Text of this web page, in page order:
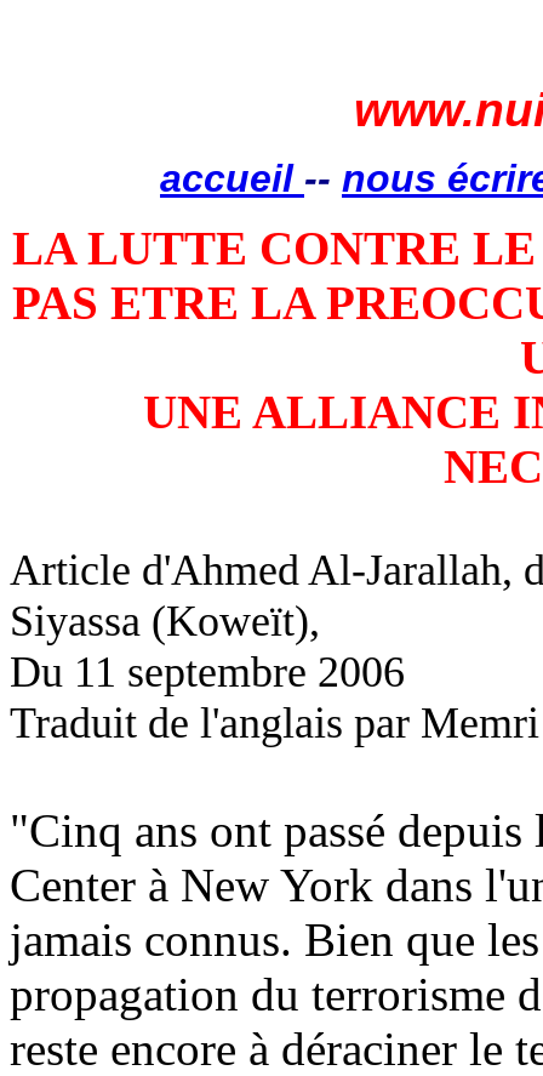
accueil -- nous
LA LUTTE CONTRE
PAS ETRE LA
UNE ALLIANCE
Article d'AhmedAl-Jarallah,
Siyassa (Koweït),
Du 11 septembre 2006
Traduit de l'anglais par Memri
"Cinq ans ont passé
Center à New York dans
jamais connus. Bien que
propagation du terrorisme
reste encore à déraciner le